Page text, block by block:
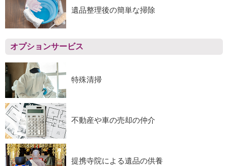
遺品整理後の簡単な掃除
オプションサービス
特殊清掃
不動産や車の売却の仲介
提携寺院による遺品の供養